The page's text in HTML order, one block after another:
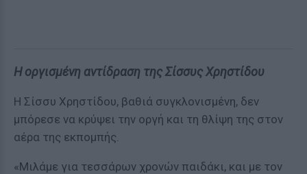
Η οργισμένη αντίδραση της Σίσσυς Χρηστίδου
Η Σίσσυ Χρηστίδου, βαθιά συγκλονισμένη, δεν
μπόρεσε να κρύψει την οργή και τη θλίψη της στον
αέρα της εκπομπής.
«Μιλάμε για τεσσάρων χρονών παιδάκι, και με τον